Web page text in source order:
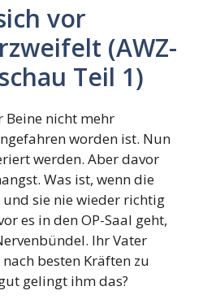
vor
(AWZ-
Teil 1)
Beine nicht mehr
worden ist. Nun
werden. Aber davor
Was ist, wenn die
sie nie wieder richtig
es in den OP-Saal geht,
Ihr Vater
besten Kräften zu
gelingt ihm das?